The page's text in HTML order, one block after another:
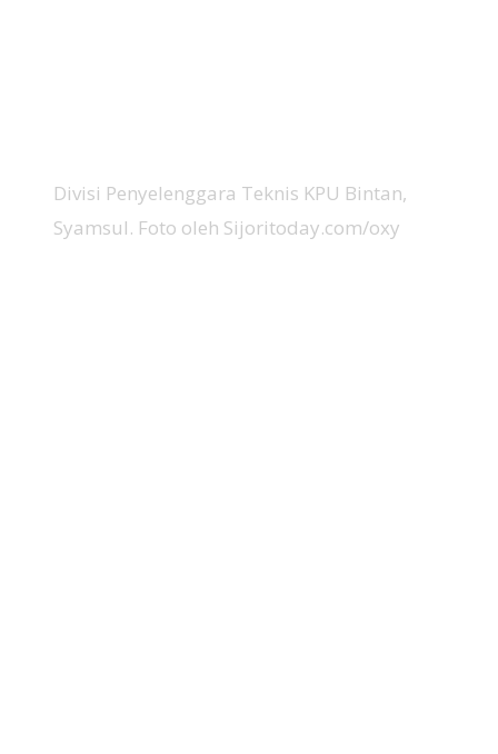
Divisi Penyelenggara Teknis KPU Bintan,
Syamsul. Foto oleh Sijoritoday.com/oxy